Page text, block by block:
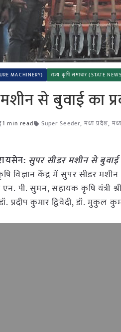
MACHINERY) राज्य कृषि समाचार (STATE
से बुवाई का
1 min read Super Seeder,मध्य प्रदेश,
सुपर सीडर मशीन से बुवाई
विज्ञान केंद्र में सुपर सीडर
पी. सुमन, सहायक कृषि यंत्री
प्रदीप कुमार द्विवेदी, डॉ. मुकुल